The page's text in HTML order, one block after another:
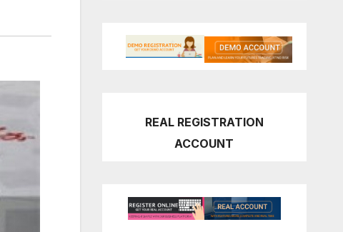
REAL REGISTRATION
ACCOUNT